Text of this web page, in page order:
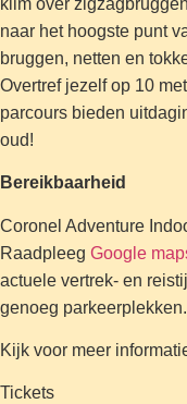
naar het hoogste punt
bruggen, netten en
Overtref jezelf op 10
parcours bieden
oud!
Bereikbaarheid
Coronel Adventure
Raadpleeg Google
actuele vertrek- en
genoeg parkeerplekken.
Kijk voor meer
Tickets